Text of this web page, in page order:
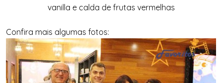
vanilla e calda de frutas vermelhas
Confira mais algumas fotos: